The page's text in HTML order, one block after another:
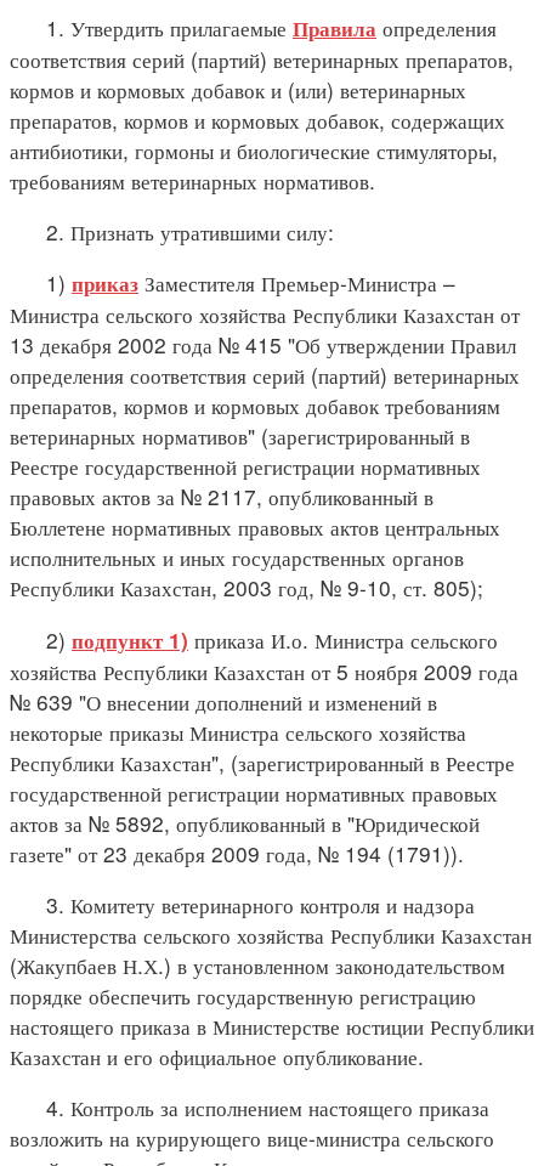
1. Утвердить прилагаемые Правила определения
соответствия серий (партий) ветеринарных препаратов,
кормов и кормовых добавок и (или) ветеринарных
препаратов, кормов и кормовых добавок, содержащих
антибиотики, гормоны и биологические стимуляторы,
требованиям ветеринарных нормативов.
2. Признать утратившими силу:
1) приказ Заместителя Премьер-Министра –
Министра сельского хозяйства Республики Казахстан от
13 декабря 2002 года № 415 "Об утверждении Правил
определения соответствия серий (партий) ветеринарных
препаратов, кормов и кормовых добавок требованиям
ветеринарных нормативов" (зарегистрированный в
Реестре государственной регистрации нормативных
правовых актов за № 2117, опубликованный в
Бюллетене нормативных правовых актов центральных
исполнительных и иных государственных органов
Республики Казахстан, 2003 год, № 9-10, ст. 805);
2) подпункт 1) приказа И.о. Министра сельского
хозяйства Республики Казахстан от 5 ноября 2009 года
№ 639 "О внесении дополнений и изменений в
некоторые приказы Министра сельского хозяйства
Республики Казахстан", (зарегистрированный в Реестре
государственной регистрации нормативных правовых
актов за № 5892, опубликованный в "Юридической
газете" от 23 декабря 2009 года, № 194 (1791)).
3. Комитету ветеринарного контроля и надзора
Министерства сельского хозяйства Республики Казахстан
(Жакупбаев Н.Х.) в установленном законодательством
порядке обеспечить государственную регистрацию
настоящего приказа в Министерстве юстиции Республики
Казахстан и его официальное опубликование.
4. Контроль за исполнением настоящего приказа
возложить на курирующего вице-министра сельского